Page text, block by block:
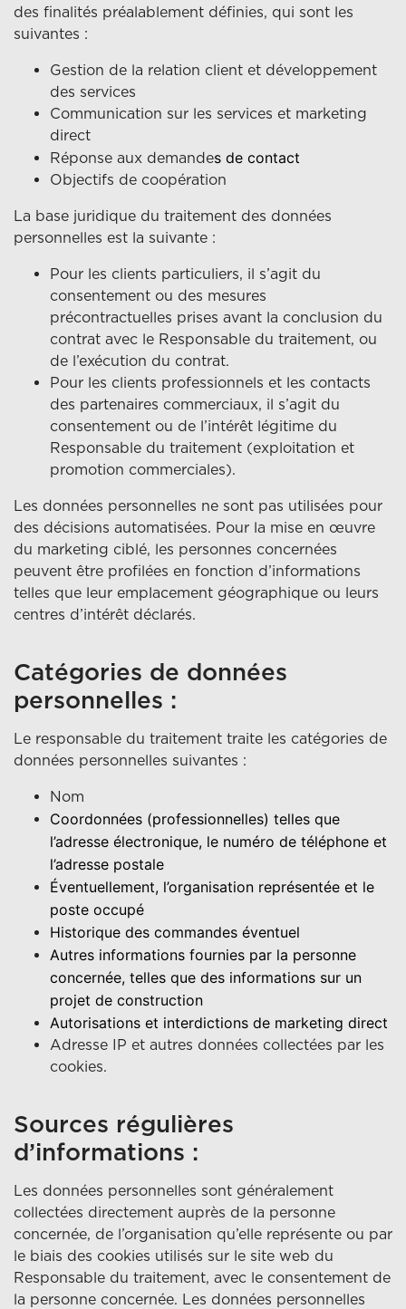
des finalités préalablement définies, qui sont les
suivantes :
Gestion de la relation client et développement
des services
Communication sur les services et marketing
direct
Réponse aux demandes de contact
Objectifs de coopération
La base juridique du traitement des données
personnelles est la suivante :
Pour les clients particuliers, il s’agit du
consentement ou des mesures
précontractuelles prises avant la conclusion du
contrat avec le Responsable du traitement, ou
de l’exécution du contrat.
Pour les clients professionnels et les contacts
des partenaires commerciaux, il s’agit du
consentement ou de l’intérêt légitime du
Responsable du traitement (exploitation et
promotion commerciales).
Les données personnelles ne sont pas utilisées pour
des décisions automatisées. Pour la mise en œuvre
du marketing ciblé, les personnes concernées
peuvent être profilées en fonction d’informations
telles que leur emplacement géographique ou leurs
centres d’intérêt déclarés.
Catégories de données
personnelles :
Le responsable du traitement traite les catégories de
données personnelles suivantes :
Nom
Coordonnées (professionnelles) telles que
l’adresse électronique, le numéro de téléphone et
l’adresse postale
Éventuellement, l’organisation représentée et le
poste occupé
Historique des commandes éventuel
Autres informations fournies par la personne
concernée, telles que des informations sur un
projet de construction
Autorisations et interdictions de marketing direct
Adresse IP et autres données collectées par les
cookies.
Sources régulières
d’informations :
Les données personnelles sont généralement
collectées directement auprès de la personne
concernée, de l’organisation qu’elle représente ou par
le biais des cookies utilisés sur le site web du
Responsable du traitement, avec le consentement de
la personne concernée. Les données personnelles